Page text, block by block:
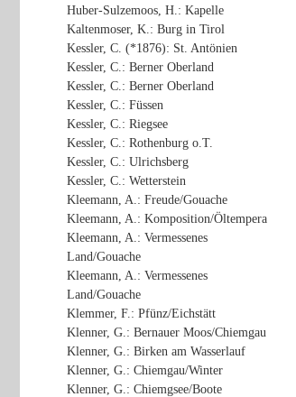
Huber-Sulzemoos, H.: Kapelle
Kaltenmoser, K.: Burg in Tirol
Kessler, C. (*1876): St. Antönien
Kessler, C.: Berner Oberland
Kessler, C.: Berner Oberland
Kessler, C.: Füssen
Kessler, C.: Riegsee
Kessler, C.: Rothenburg o.T.
Kessler, C.: Ulrichsberg
Kessler, C.: Wetterstein
Kleemann, A.: Freude/Gouache
Kleemann, A.: Komposition/Öltempera
Kleemann, A.: Vermessenes
Land/Gouache
Kleemann, A.: Vermessenes
Land/Gouache
Klemmer, F.: Pfünz/Eichstätt
Klenner, G.: Bernauer Moos/Chiemgau
Klenner, G.: Birken am Wasserlauf
Klenner, G.: Chiemgau/Winter
Klenner, G.: Chiemgsee/Boote